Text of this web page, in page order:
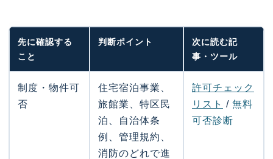
先に確認する
こと
判断ポイント
次に読む記
事・ツール
制度・物件可
否
住宅宿泊事業、
旅館業、特区民
泊、自治体条
例、管理規約、
消防のどれで進
許可チェック
リスト / 無料
可否診断